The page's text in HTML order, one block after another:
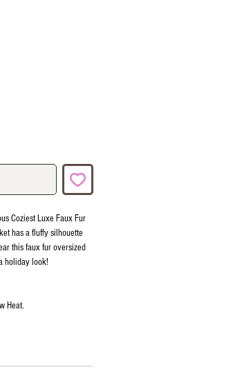
Coziest Luxe Faux Fur
has a fluffy silhouette
this faux fur oversized
holiday look!
Heat.